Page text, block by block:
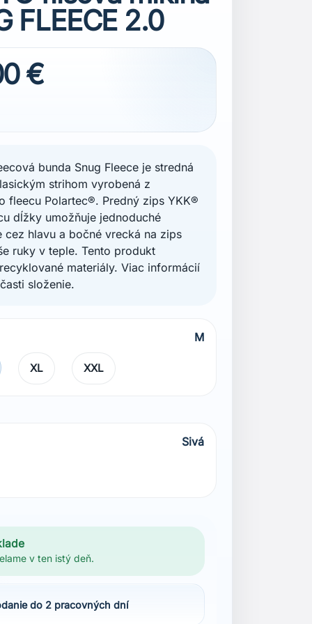
FLEECE 2.0
€
bunda Snug Fleece je stredná
strihom vyrobená z
fleecu Polartec®. Predný zips YKK®
dĺžky umožňuje jednoduché
cez hlavu a bočné vrecká na zips
ruky v teple. Tento produkt
materiály. Viac informácií
složenie.
M
XL XXL
Sivá
v ten istý deň.
do 2 pracovných dní